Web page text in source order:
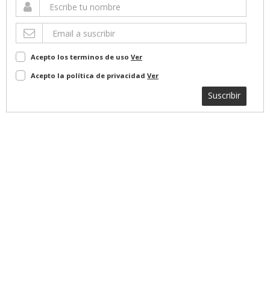
Acepto los terminos de uso Ver
Acepto la política de privacidad Ver
Suscribir